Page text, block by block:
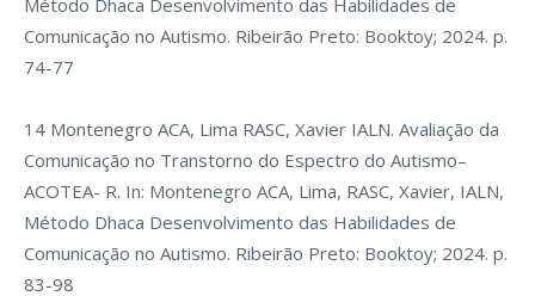
Método Dhaca Desenvolvimento das Habilidades de
Comunicação no Autismo. Ribeirão Preto: Booktoy; 2024. p.
74-77
14 Montenegro ACA, Lima RASC, Xavier IALN. Avaliação da
Comunicação no Transtorno do Espectro do Autismo–
ACOTEA- R. In: Montenegro ACA, Lima, RASC, Xavier, IALN,
Método Dhaca Desenvolvimento das Habilidades de
Comunicação no Autismo. Ribeirão Preto: Booktoy; 2024. p.
83-98